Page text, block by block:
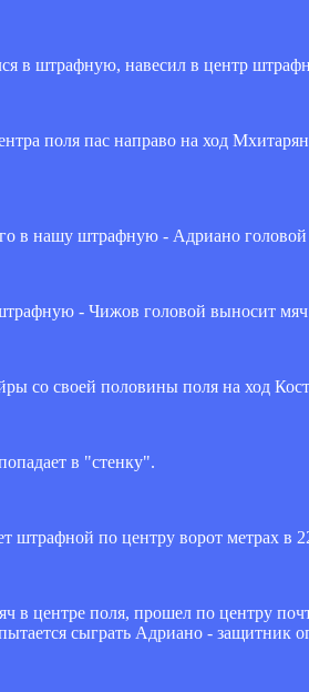
в штрафную, навесил в центр
поля пас направо на ход
в нашу штрафную - Адриано
- Чижов головой выносит
со своей половины поля на ход
в "стенку".
штрафной по центру ворот метрах в
в центре поля, прошел по центру
сыграть Адриано - защитник